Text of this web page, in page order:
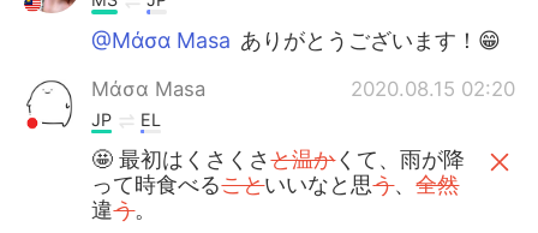
@Μάσα Masa ありがとうございます！😁
Μάσα Masa 2020.08.15 02:20
JP EL
🤩 最初はくさくさと温かくて、雨が降
って時食べることいいなと思う、全然
違う。